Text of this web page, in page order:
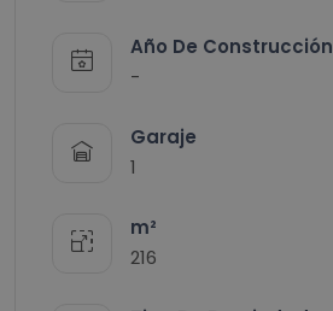
Año De Construcción
-
Garaje
1
m²
216